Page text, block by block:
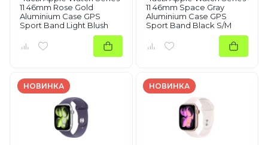
11 46mm Rose Gold
Aluminium Case GPS
Sport Band Light Blush
11 46mm Space Gray
Aluminium Case GPS
Sport Band Black S/M
НОВИНКА НОВИНКА